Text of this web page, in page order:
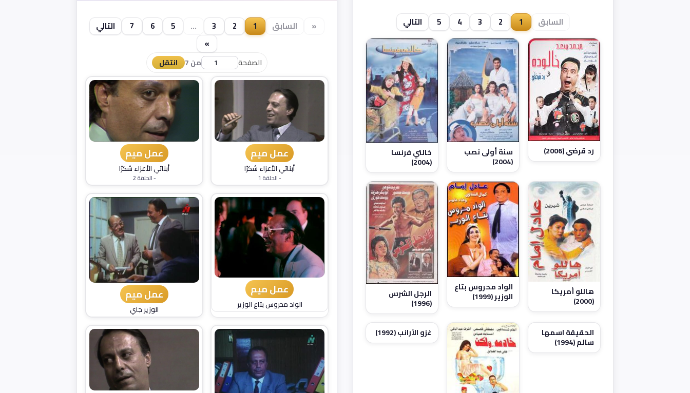
السابق 1
2
3
4
5 التالي
رد قرضي (2006) سنة أولى نصب
(2004)
خالتي فرنسا
(2004)
هاللو أمريكا
(2000)
الواد محروس بتاع
الوزير (1999) الرجل الشرس
(1996)
الحقيقة اسمها
سالم (1994)
غزو الأرانب (1992)
« السابق 1
2
3
...
5
6
7
التالي
»
الصفحة من 7 انتقل
عمل ميم
أبنائي الأعزاء شكرًا
- الحلقة 1
عمل ميم
أبنائي الأعزاء شكرًا
- الحلقة 2
عمل ميم
الواد محروس بتاع الوزير
عمل ميم
الوزير جاي